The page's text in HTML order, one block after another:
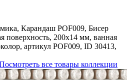
Карандаш POF009, Бисер
поверхность, 200x14 мм, ванная
артикул POF009, ID 30413,
все товары коллекции